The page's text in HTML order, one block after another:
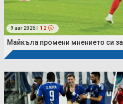
9 авг 2026 | 12
Майкъла промени мнението си